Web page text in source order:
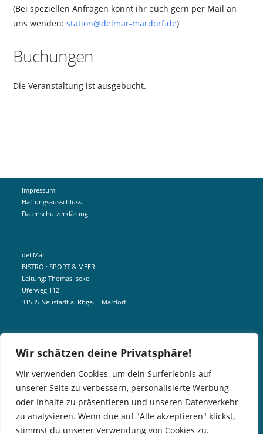
Wir schätzen deine Privatsphäre!
Wir verwenden Cookies, um dein Surferlebnis auf
unserer Seite zu verbessern, personalisierte Werbung
oder Inhalte zu präsentieren und unseren Datenverkehr
zu analysieren. Wenn due auf "Alle akzeptieren" klickst,
stimmst du unserer Verwendung von Cookies zu.
(Bei speziellen Anfragen könnt ihr euch gern per Mail an
uns wenden:station@delmar-mardorf.de)
Buchungen
Die Veranstaltung ist ausgebucht.
Impressum
Haftungsausschluss
Datenschutzerklärung
del Mar
BISTRO · SPORT & MEER
Leitung: Thomas Iseke
Uferweg 112
31535 Neustadt a. Rbge. – Mardorf
info@delmar-mardorf.de
Gern könnt ihr euch telefonisch bei uns über aktuelle Öffnungszeiten
informieren. Für Gruppen und Events können wir aber gern jederzeit
öffnen.